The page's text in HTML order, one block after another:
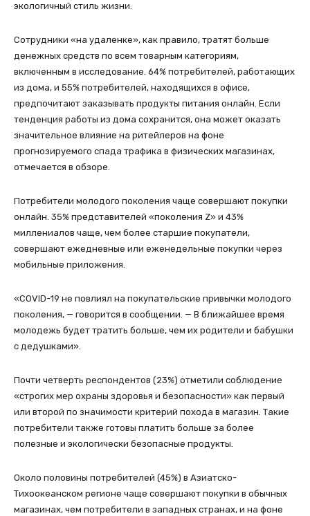
экологичный стиль жизни.
Сотрудники «на удаленке», как правило, тратят больше
денежных средств по всем товарным категориям,
включенным в исследование. 64% потребителей, работающих
из дома, и 55% потребителей, находящихся в офисе,
предпочитают заказывать продукты питания онлайн. Если
тенденция работы из дома сохранится, она может оказать
значительное влияние на ритейлеров на фоне
прогнозируемого спада трафика в физических магазинах,
отмечается в обзоре.
Потребители молодого поколения чаще совершают покупки
онлайн. 35% представителей «поколения Z» и 43%
миллениалов чаще, чем более старшие покупатели,
совершают ежедневные или еженедельные покупки через
мобильные приложения.
«COVID-19 не повлиял на покупательские привычки молодого
поколения, — говорится в сообщении. — В ближайшее время
молодежь будет тратить больше, чем их родители и бабушки
с дедушками».
Почти четверть респондентов (23%) отметили соблюдение
«строгих мер охраны здоровья и безопасности» как первый
или второй по значимости критерий похода в магазин. Такие
потребители также готовы платить больше за более
полезные и экологически безопасные продукты.
Около половины потребителей (45%) в Азиатско-
Тихоокеанском регионе чаще совершают покупки в обычных
магазинах, чем потребители в западных странах, и на фоне